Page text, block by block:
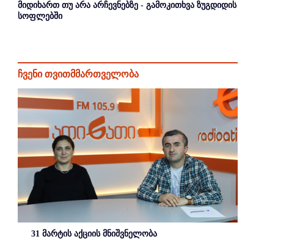
მიდიხართ თუ არა არჩევნებზე - გამოკითხვა ზუგდიდის
სოფლებში
ჩვენი თვითმმართველობა
31 მარტის აქციის მნიშვნელობა